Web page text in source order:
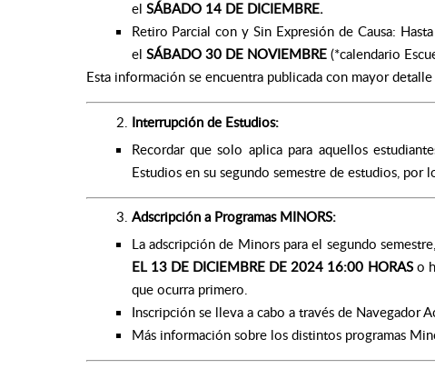
el SÁBADO 14 DE DICIEMBRE.
Retiro Parcial con y Sin Expresión de Causa:
el SÁBADO 30 DE NOVIEMBRE (*calendario
Esta información se encuentra publicada con mayor
Interrupción de Estudios:
Recordar que solo aplica para aquellos
Estudios en su segundo semestre de estudios, por
Adscripción a Programas MINORS:
La adscripción de Minors para el segundo
EL 13 DE DICIEMBRE DE 2024 16:00 HORASo
que ocurra primero.
Inscripción se lleva a cabo a través de Navegador
Más información sobre los distintos programas